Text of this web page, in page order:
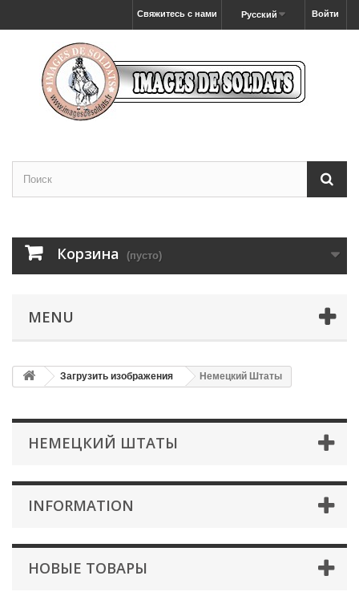
Войти
Русский
Свяжитесь с нами
Корзина (пусто)
MENU
Загрузить изображения Немецкий Штаты
НЕМЕЦКИЙ ШТАТЫ
INFORMATION
НОВЫЕ ТОВАРЫ